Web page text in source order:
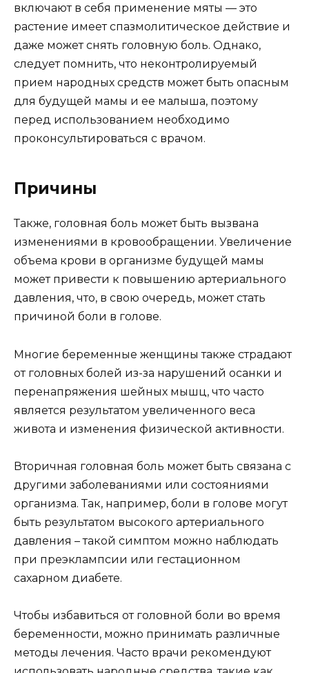
включают в себя применение мяты — это
растение имеет спазмолитическое действие и
даже может снять головную боль. Однако,
следует помнить, что неконтролируемый
прием народных средств может быть опасным
для будущей мамы и ее малыша, поэтому
перед использованием необходимо
проконсультироваться с врачом.
Причины
Также, головная боль может быть вызвана
изменениями в кровообращении. Увеличение
объема крови в организме будущей мамы
может привести к повышению артериального
давления, что, в свою очередь, может стать
причиной боли в голове.
Многие беременные женщины также страдают
от головных болей из-за нарушений осанки и
перенапряжения шейных мышц, что часто
является результатом увеличенного веса
живота и изменения физической активности.
Вторичная головная боль может быть связана с
другими заболеваниями или состояниями
организма. Так, например, боли в голове могут
быть результатом высокого артериального
давления – такой симптом можно наблюдать
при преэклампсии или гестационном
сахарном диабете.
Чтобы избавиться от головной боли во время
беременности, можно принимать различные
методы лечения. Часто врачи рекомендуют